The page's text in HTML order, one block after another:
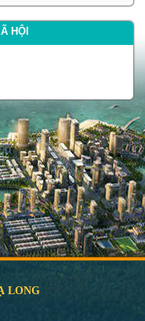
HỘI
LONG